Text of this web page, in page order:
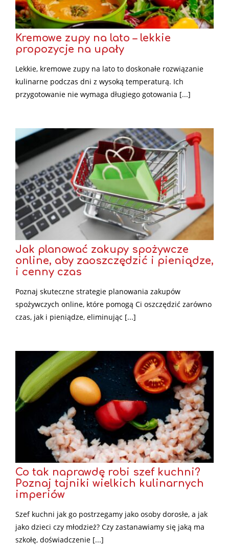
Kremowe zupy na lato – lekkie
propozycje na upały
Lekkie, kremowe zupy na lato to doskonałe rozwiązanie
kulinarne podczas dni z wysoką temperaturą. Ich
przygotowanie nie wymaga długiego gotowania [...]
Jak planować zakupy spożywcze
online, aby zaoszczędzić i pieniądze,
i cenny czas
Poznaj skuteczne strategie planowania zakupów
spożywczych online, które pomogą Ci oszczędzić zarówno
czas, jak i pieniądze, eliminując [...]
Co tak naprawdę robi szef kuchni?
Poznaj tajniki wielkich kulinarnych
imperiów
Szef kuchni jak go postrzegamy jako osoby dorosłe, a jak
jako dzieci czy młodzież? Czy zastanawiamy się jaką ma
szkołę, doświadczenie [...]